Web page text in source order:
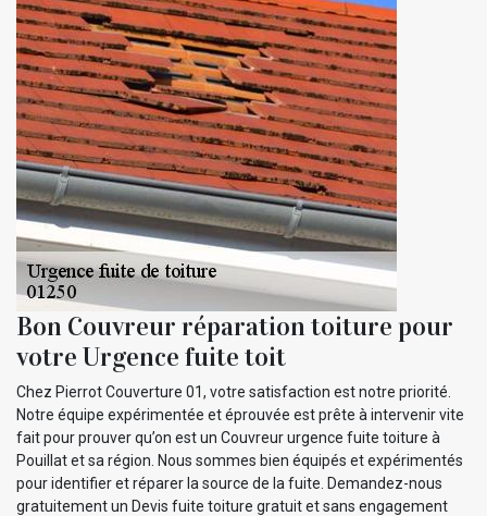
Bon Couvreur réparation toiture pour
votre Urgence fuite toit
Chez Pierrot Couverture 01, votre satisfaction est notre priorité.
Notre équipe expérimentée et éprouvée est prête à intervenir vite
fait pour prouver qu’on est un Couvreur urgence fuite toiture à
Pouillat et sa région. Nous sommes bien équipés et expérimentés
pour identifier et réparer la source de la fuite. Demandez-nous
gratuitement un Devis fuite toiture gratuit et sans engagement